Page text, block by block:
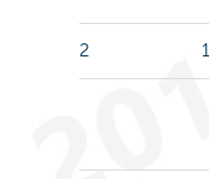
2